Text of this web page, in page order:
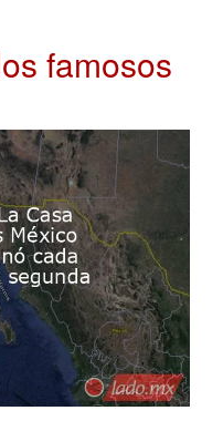
famosos